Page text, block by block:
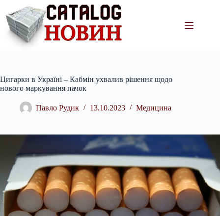
вмісту
Цигарки в Україні – Кабмін ухвалив рішення щодо
нового маркування пачок
Павло Рудик 13.10.2023 Медицина